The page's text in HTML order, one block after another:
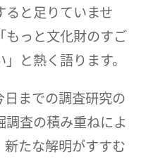
と足りていませ
もっと文化財のすご
と熱く語ります。
までの調査研究の
査の積み重ねによ
たな解明がすすむ